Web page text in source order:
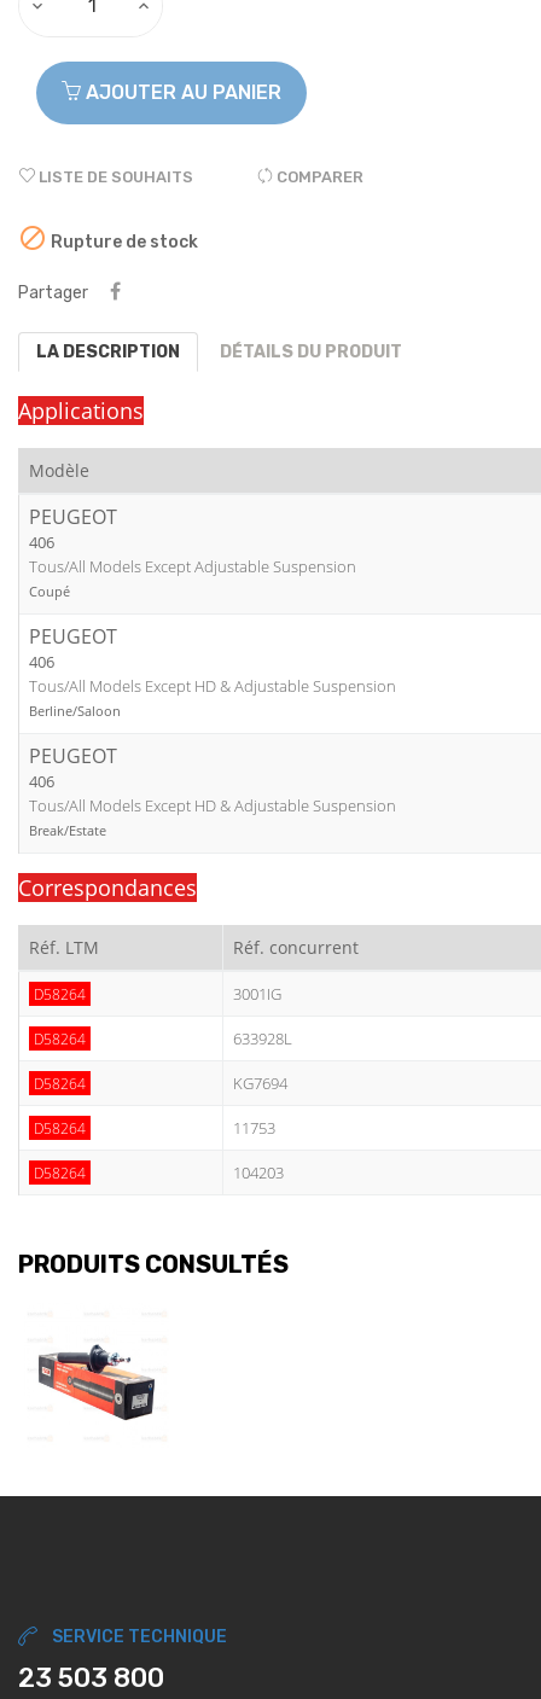
AJOUTER AU PANIER
LISTE DE SOUHAITS COMPARER
 Rupture de stock
Partager
LA DESCRIPTION DÉTAILS DU PRODUIT
Applications
Modèle
PEUGEOT
406
Tous/All Models Except Adjustable Suspension
Coupé
PEUGEOT
406
Tous/All Models Except HD & Adjustable Suspension
Berline/Saloon
PEUGEOT
406
Tous/All Models Except HD & Adjustable Suspension
Break/Estate
Correspondances
Réf. LTM Réf. concurrent
D58264 3001IG
D58264 633928L
D58264 KG7694
D58264 11753
D58264 104203
PRODUITS CONSULTÉS
SERVICE TECHNIQUE
23 503 800